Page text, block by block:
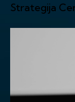
Strategija